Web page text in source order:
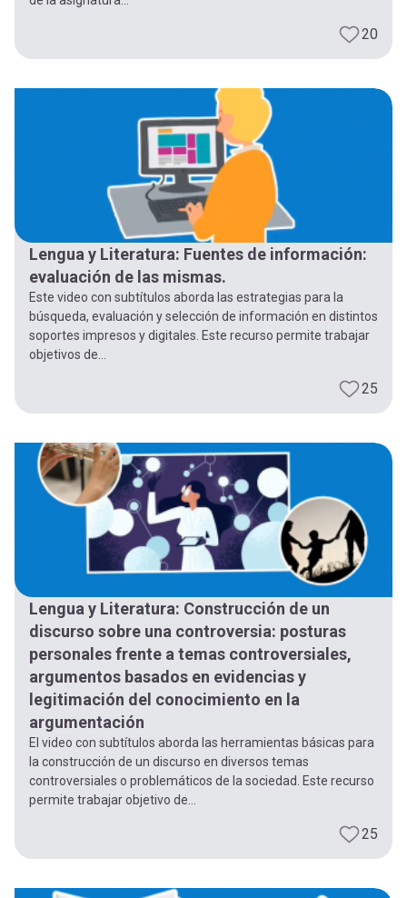
20
Lengua y Literatura: Fuentes de información:
evaluación de las mismas.
Este video con subtítulos aborda las estrategias para la
búsqueda, evaluación y selección de información en distintos
soportes impresos y digitales. Este recurso permite trabajar
objetivos de...
25
Lengua y Literatura: Construcción de un
discurso sobre una controversia: posturas
personales frente a temas controversiales,
argumentos basados en evidencias y
legitimación del conocimiento en la
argumentación
El video con subtítulos aborda las herramientas básicas para
la construcción de un discurso en diversos temas
controversiales o problemáticos de la sociedad. Este recurso
permite trabajar objetivo de...
25